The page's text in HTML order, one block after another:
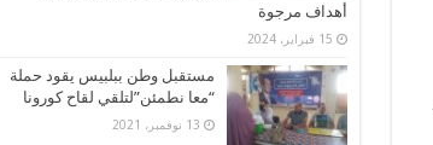
أهداف مرجوة
15 فبراير، 2024
مستقبل وطن ببلبيس يقود حملة
“معا نطمئن”لتلقي لقاح كورونا
13 نوفمبر، 2021